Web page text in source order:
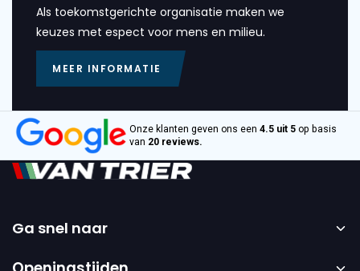
Als toekomstgerichte organisatie maken we
keuzes met espect voor mens en milieu.
MEER INFORMATIE
Onze klanten geven ons een 4.5 uit 5 op basis
van 20 reviews.
Ga snel naar
Home